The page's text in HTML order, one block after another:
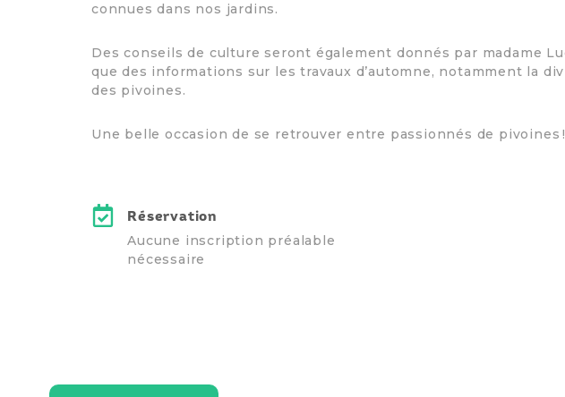
connues dans nos jardins.
Des conseils de culture seront également donnés par madame
que des informations sur les travaux d’automne, notamment la
des pivoines.
Une belle occasion de se retrouver entre passionnés de pivoines !
Réservation
Aucune inscription préalable
nécessaire